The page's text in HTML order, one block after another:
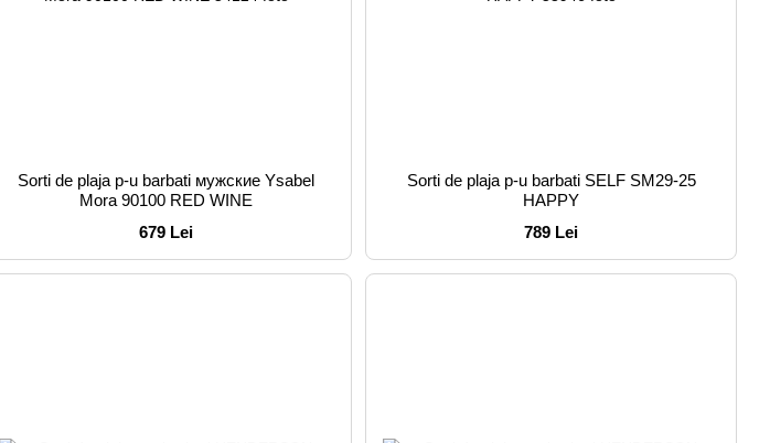
Sorti de plaja p-u barbati мужские Ysabel
Mora 90100 RED WINE
679 Lei
Sorti de plaja p-u barbati SELF SM29-25
HAPPY
789 Lei